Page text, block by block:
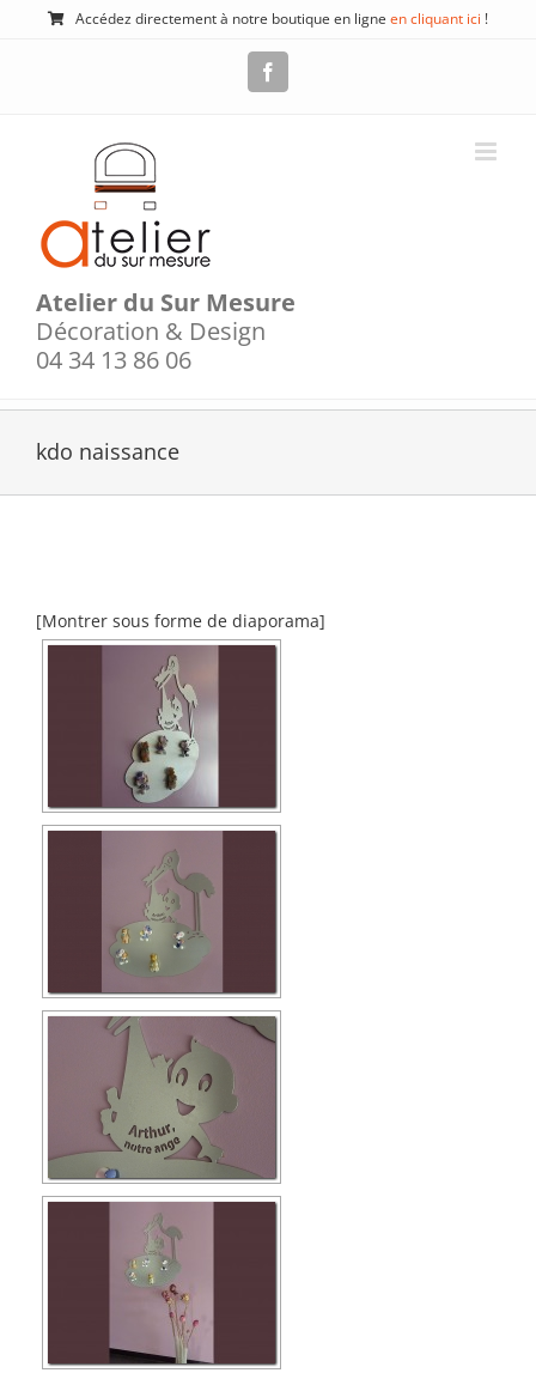
Passer
Accédez directement à notre boutique en ligne en cliquant ici !
Atelier du Sur Mesure
Décoration & Design
04 34 13 86 06
kdo naissance
[Montrer sous forme de diaporama]